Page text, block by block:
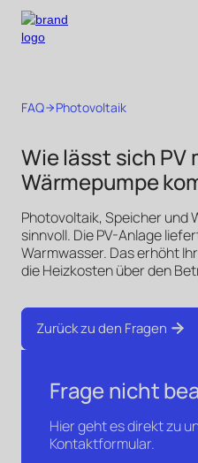
FAQ Photovoltaik
Wie lässt sich PV
Wärmepumpe
Photovoltaik, Speicher und
sinnvoll. Die PV-Anlage
Warmwasser. Das erhöht
die Heizkosten über den
Zurück zu den Fragen
Frage nicht
Hier geht es direkt zu
Kontaktformular.